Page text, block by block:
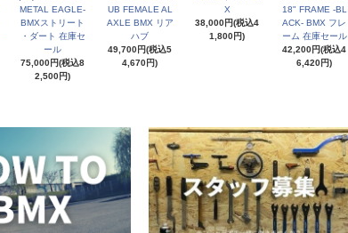
METAL EAGLE-
BMXストリート
・ダート 在庫セ
ール
75,000円(税込8
2,500円)
UB FEMALE AL
AXLE BMX リア
ハブ
49,700円(税込5
4,670円)
X
38,000円(税込4
1,800円)
18" FRAME -BL
ACK- BMX フレ
ーム 在庫セール
42,200円(税込4
6,420円)